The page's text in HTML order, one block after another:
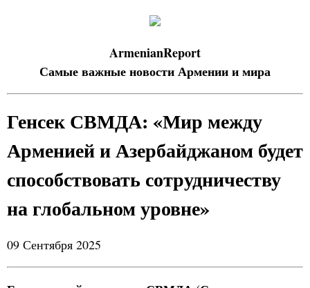
ArmenianReport
Самые важные новости Армении и мира
Генсек СВМДА: «Мир между
Арменией и Азербайджаном будет
способствовать сотрудничеству
на глобальном уровне»
09 Сентября 2025